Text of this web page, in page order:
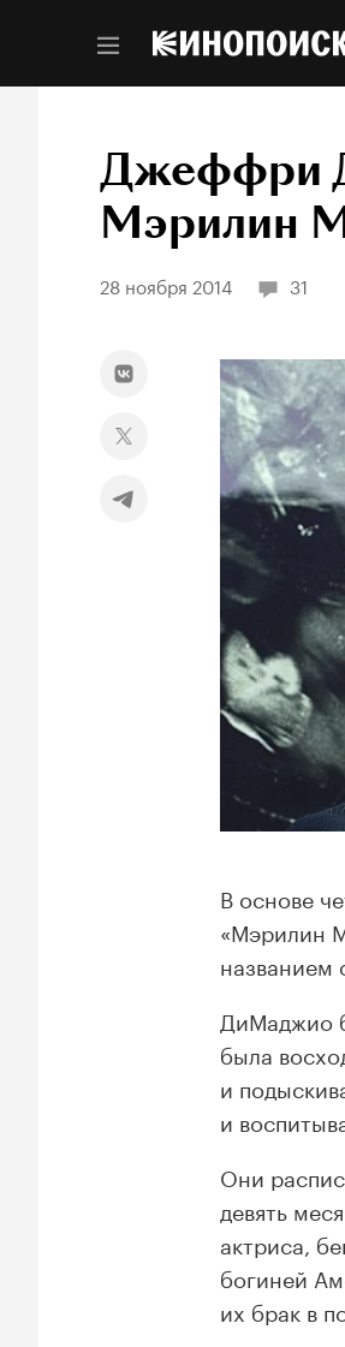
Джеффри
Мэрилин
28 ноября 2014 31
В основе
«Мэрилин
названием
ДиМаджио
была
и
и
Они
девять
актриса,
богиней
их брак в